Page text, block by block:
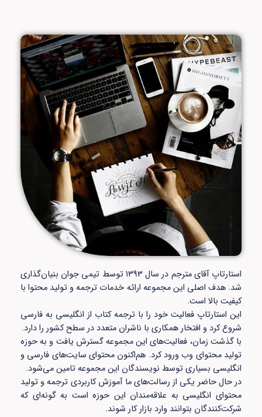
استارتاپ آقای مترجم در سال 1393 توسط تیمی جوان بنیان‌گذاری
شد. هدف اصلی این مجموعه ارائه خدمات ترجمه و تولید محتوا با
کیفیت بالا است.
این استارتاپ فعالیت خود را با ترجمه کتاب از انگلیسی به فارسی
شروع کرد و افتخار همکاری با ناشران متعدد در سطح کشور را دارد.
با گذشت زمان، فعالیت‌های این مجموعه گسترش یافت و به حوزه
تولید محتوای وب ورود کرد. هم‌اکنون محتوای سایت‌های فارسی و
انگلیسی بسیاری توسط نویسندگان این مجموعه تامین می‌شود.
در حال حاضر یکی از رسالت‌های ما آموزش کاربردی ترجمه و تولید
محتوای انگلیسی به علاقه‌مندان این حوزه است به گونه‌ای که
شرکت‌کنندگان بتوانند وارد بازار کار شوند.